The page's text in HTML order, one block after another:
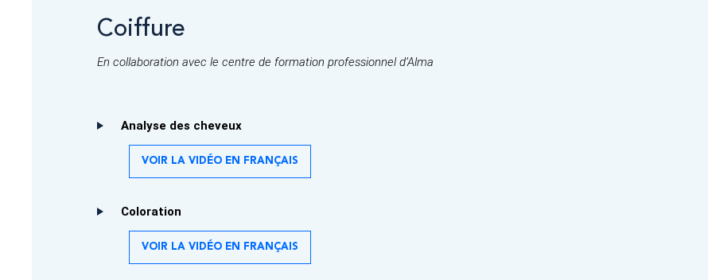
Coiffure
En collaboration avec le centre de formation professionnel d’Alma
Analyse des cheveux
VOIR LA VIDÉO EN FRANÇAIS
Coloration
VOIR LA VIDÉO EN FRANÇAIS